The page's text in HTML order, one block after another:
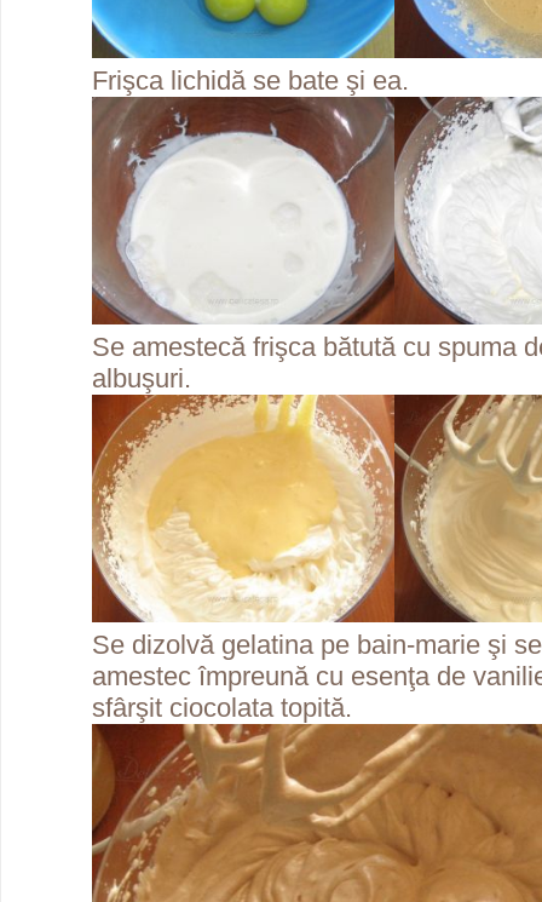
Frişca lichidă se bate şi ea.
Se amestecă frişca bătută cu spuma
albuşuri.
Se dizolvă gelatina pe bain-marie şi
amestec împreună cu esenţa de
sfârşit ciocolata topită.